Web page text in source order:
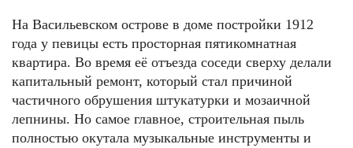
На Васильевском острове в доме постройки 1912
года у певицы есть просторная пятикомнатная
квартира. Во время её отъезда соседи сверху делали
капитальный ремонт, который стал причиной
частичного обрушения штукатурки и мозаичной
лепнины. Но самое главное, строительная пыль
полностью окутала музыкальные инструменты и